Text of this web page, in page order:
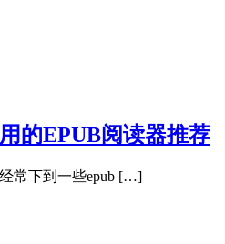
的EPUB阅读器推荐
常下到一些epub […]